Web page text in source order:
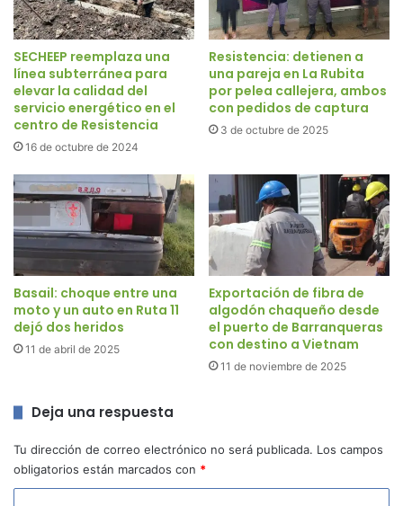
SECHEEP reemplaza una
línea subterránea para
elevar la calidad del
servicio energético en el
centro de Resistencia
16 de octubre de 2024
Resistencia: detienen a
una pareja en La Rubita
por pelea callejera, ambos
con pedidos de captura
3 de octubre de 2025
Basail: choque entre una
moto y un auto en Ruta 11
dejó dos heridos
11 de abril de 2025
Exportación de fibra de
algodón chaqueño desde
el puerto de Barranqueras
con destino a Vietnam
11 de noviembre de 2025
Deja una respuesta
Tu dirección de correo electrónico no será publicada. Los campos
obligatorios están marcados con *